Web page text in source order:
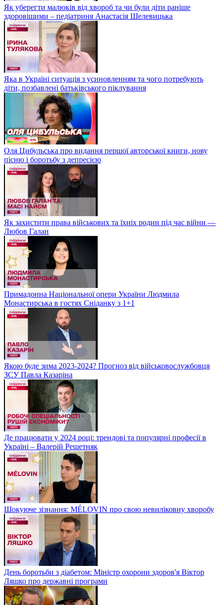
Як уберегти малюків від хвороб та чи були діти раніше
здоровішими – педіатриня Анастасія Шелевицька
Яка в Україні ситуація з усиновленням та чого потребують
діти, позбавлені батьківського піклування
Оля Цибульська про видання першої авторської книги, нову
пісню і боротьбу з депресією
Як захистити права військових та їхніх родин під час війни —
Любов Галан
Примадонна Національної опери України Людмила
Монастирська в гостях Сніданку з 1+1
Якою буде зима 2023-2024? Прогноз від військовослужбовця
ЗСУ Павла Казаріна
Де працювати у 2024 році: трендові та популярні професії в
Україні – Валерій Решетняк
Шокуюче зізнання: MÉLOVIN про свою невиліковну хворобу
День боротьби з діабетом: Міністр охорони здоров'я Віктор
Ляшко про державні програми